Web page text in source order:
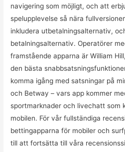
navigering som möjligt, och att
spelupplevelse så nära
inkludera utbetalningsalternativ,
betalningsalternativ. Operatörer
framstående apparna är William
den bästa
komma igång med satsningar på
och Betway – vars app kommer
sportmarknader och livechatt som
mobilen. För vår fullständiga
bettingapparna för mobiler och
till att fortsätta till våra